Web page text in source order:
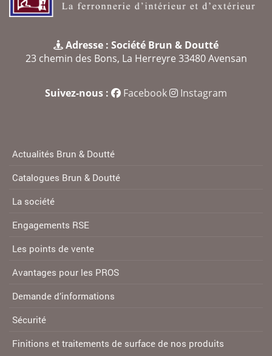
Adresse : Société Brun & Doutté
23 chemin des Bons, La Herreyre 33480 Avensan
Suivez-nous : Facebook Instagram
Actualités Brun & Doutté
Catalogues Brun & Doutté
La société
Engagements RSE
Les points de vente
Avantages pour les PROS
Demande d’informations
Sécurité
Finitions et traitements de surface de nos produits